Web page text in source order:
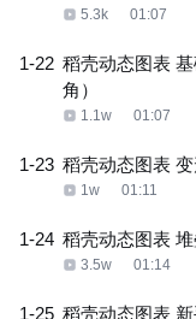
5.3k 01:07
1-22 稻壳动态图表
角）
1.1w 01:07
1-23 稻壳动态图表
1w 01:11
1-24 稻壳动态图表
3.5w 01:14
1-25 稻壳动态图表